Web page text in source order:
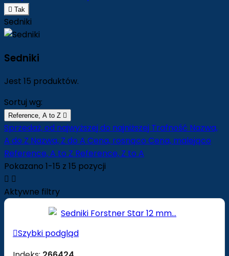
 Tak
Sedniki
Sedniki
Jest 15 produktów.
Sortuj wg:
Reference, A to Z 
Sprzedaż, od najwyższej do najniższej Trafność Nazwa,
A do Z Nazwa, Z do A Cena, rosnąco Cena, malejąco
Reference, A to Z Reference, Z to A
Pokazano 1-15 z 15 pozycji
 
Aktywne filtry
Szybki podgląd